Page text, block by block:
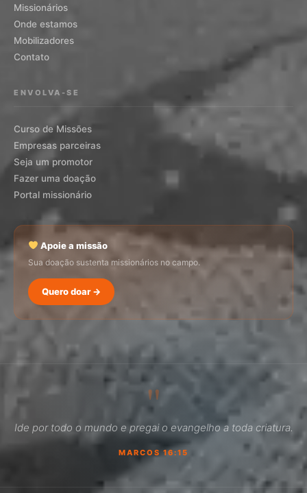
Missionários
Onde estamos
Mobilizadores
Contato
ENVOLVA-SE
Curso de Missões
Empresas parceiras
Seja um promotor
Fazer uma doação
Portal missionário
Apoie a missão
Sua doação sustenta missionários no campo.
Quero doar →
"
Ide por todo o mundo e pregai o evangelho a toda criatura.
MARCOS 16:15
Como faço para doar?